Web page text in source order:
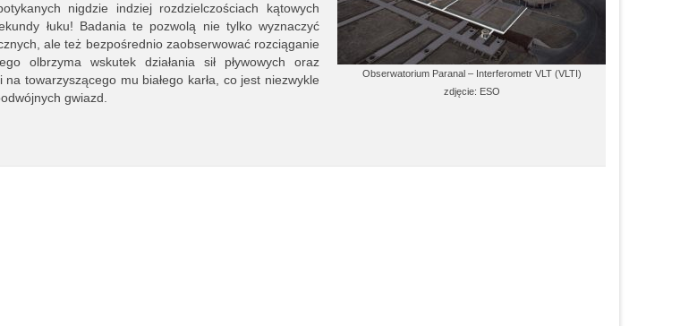
Obserwatorium Paranal – Interferometr VLT (VLTI)
zdjęcie: ESO
nigdzie indziej rozdzielczościach kątowych
łuku! Badania te pozwolą nie tylko wyznaczyć
ale też bezpośrednio zaobserwować rozciąganie
olbrzyma wskutek działania sił pływowych oraz
na towarzyszącego mu białego karła, co jest niezwykle
gwiazd.